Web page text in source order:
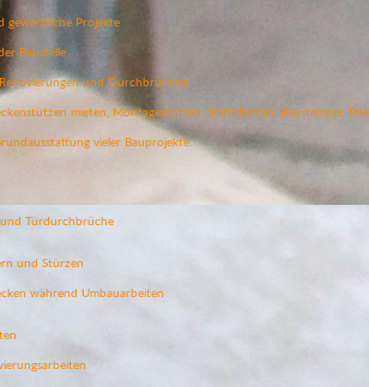
gewerbliche Projekte
Baustelle
und Durchbrüchen
mieten, Montagestützen, Stahlstützen, Baustempel,
vieler Bauprojekte.
Türdurchbrüche
und Stürzen
während Umbauarbeiten